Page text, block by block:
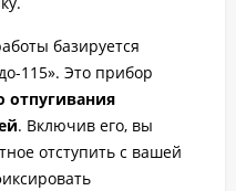
базируется
115». Это прибор
отпугивания
. Включив его, вы
отступить с вашей